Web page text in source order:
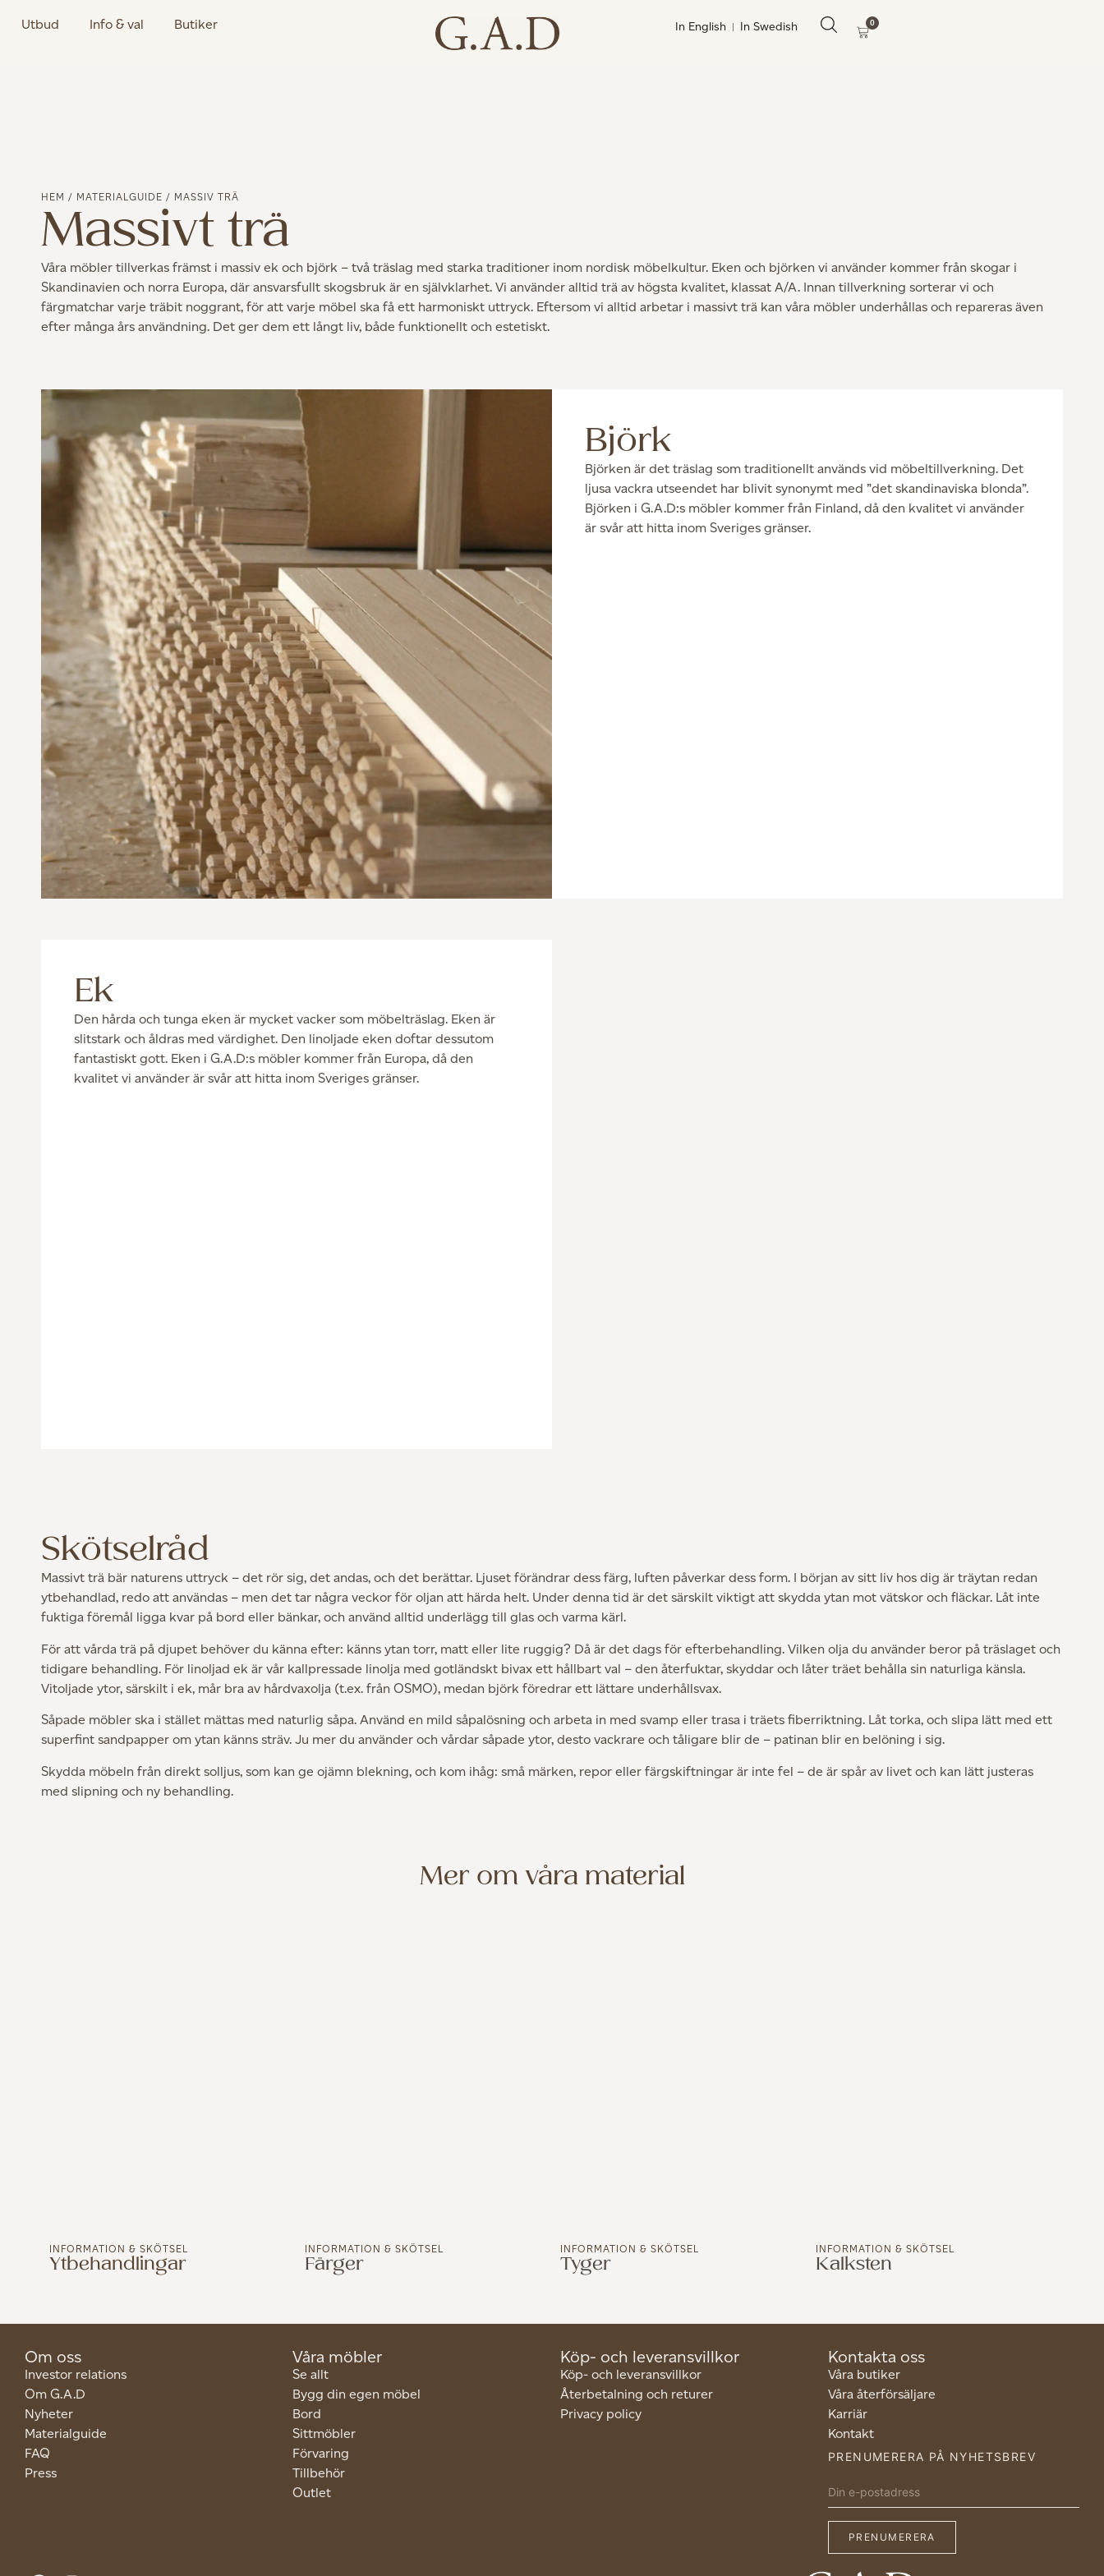
Utbud Info & val Butiker In English In Swedish 0
HEM / MATERIALGUIDE / MASSIV TRÄ
Massivt trä
Våra möbler tillverkas främst i massiv ek och björk – två träslag med starka traditioner inom nordisk möbelkultur. Eken och björken vi använder kommer från skogar i
Skandinavien och norra Europa, där ansvarsfullt skogsbruk är en självklarhet. Vi använder alltid trä av högsta kvalitet, klassat A/A. Innan tillverkning sorterar vi och
färgmatchar varje träbit noggrant, för att varje möbel ska få ett harmoniskt uttryck. Eftersom vi alltid arbetar i massivt trä kan våra möbler underhållas och repareras även
efter många års användning. Det ger dem ett långt liv, både funktionellt och estetiskt.
Björk
Björken är det träslag som traditionellt används vid möbeltillverkning. Det
ljusa vackra utseendet har blivit synonymt med ”det skandinaviska blonda”.
Björken i G.A.D:s möbler kommer från Finland, då den kvalitet vi använder
är svår att hitta inom Sveriges gränser.
Ek
Den hårda och tunga eken är mycket vacker som möbelträslag. Eken är
slitstark och åldras med värdighet. Den linoljade eken doftar dessutom
fantastiskt gott. Eken i G.A.D:s möbler kommer från Europa, då den
kvalitet vi använder är svår att hitta inom Sveriges gränser.
Skötselråd
Massivt trä bär naturens uttryck – det rör sig, det andas, och det berättar. Ljuset förändrar dess färg, luften påverkar dess form. I början av sitt liv hos dig är träytan redan
ytbehandlad, redo att användas – men det tar några veckor för oljan att härda helt. Under denna tid är det särskilt viktigt att skydda ytan mot vätskor och fläckar. Låt inte
fuktiga föremål ligga kvar på bord eller bänkar, och använd alltid underlägg till glas och varma kärl.
För att vårda trä på djupet behöver du känna efter: känns ytan torr, matt eller lite ruggig? Då är det dags för efterbehandling. Vilken olja du använder beror på träslaget och
tidigare behandling. För linoljad ek är vår kallpressade linolja med gotländskt bivax ett hållbart val – den återfuktar, skyddar och låter träet behålla sin naturliga känsla.
Vitoljade ytor, särskilt i ek, mår bra av hårdvaxolja (t.ex. från OSMO), medan björk föredrar ett lättare underhållsvax.
Såpade möbler ska i stället mättas med naturlig såpa. Använd en mild såpalösning och arbeta in med svamp eller trasa i träets fiberriktning. Låt torka, och slipa lätt med ett
superfint sandpapper om ytan känns sträv. Ju mer du använder och vårdar såpade ytor, desto vackrare och tåligare blir de – patinan blir en belöning i sig.
Skydda möbeln från direkt solljus, som kan ge ojämn blekning, och kom ihåg: små märken, repor eller färgskiftningar är inte fel – de är spår av livet och kan lätt justeras
med slipning och ny behandling.
Mer om våra material
INFORMATION & SKÖTSEL
Ytbehandlingar
INFORMATION & SKÖTSEL
Färger
INFORMATION & SKÖTSEL
Tyger
INFORMATION & SKÖTSEL
Kalksten
Om oss
Investor relations
Om G.A.D
Nyheter
Materialguide
FAQ
Press
Våra möbler
Se allt
Bygg din egen möbel
Bord
Sittmöbler
Förvaring
Tillbehör
Outlet
Köp- och leveransvillkor
Köp- och leveransvillkor
Återbetalning och returer
Privacy policy
Kontakta oss
Våra butiker
Våra återförsäljare
Karriär
Kontakt
PRENUMERERA PÅ NYHETSBREV